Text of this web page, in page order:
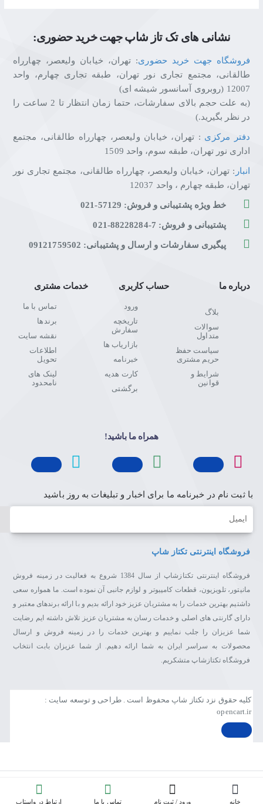
خانه ورود / ثبت نام تماس با ما ارتباط در واستاپ
نشانی های تک تاز شاپ جهت خرید حضوری:
فروشگاه جهت خرید حضوری: تهران، خیابان ولیعصر، چهارراه
طالقانی، مجتمع تجاری نور تهران، طبقه تجاری چهارم، واحد
12007 (روبروی آسانسور شیشه ای)
(به علت حجم بالای سفارشات، حتما زمان انتظار تا 2 ساعت را
در نظر بگیرید.)
دفتر مرکزی : تهران، خیابان ولیعصر، چهارراه طالقانی، مجتمع
اداری نور تهران، طبقه سوم، واحد 1509
انبار : تهران، خیابان ولیعصر، چهارراه طالقانی، مجتمع تجاری نور
تهران، طبقه چهارم ، واحد 12037
خط ویژه پشتیبانی و فروش: 57129-021
پشتیبانی و فروش: 7-88228284-021
پیگیری سفارشات و ارسال و پشتیبانی: 09121759502
درباره ما
بلاگ
سوالات
متداول
سیاست حفظ
حریم مشتری
شرایط و
قوانین
حساب کاربری
ورود
تاریخچه
سفارش
بازاریاب ها
خبرنامه
کارت هدیه
برگشتی
خدمات مشتری
تماس با ما
برندها
نقشه سایت
اطلاعات
تحویل
لینک های
نامحدود
همراه ما باشید!
با ثبت نام در خبرنامه ما برای اخبار و تبلیغات به روز باشید
ایمیل
فروشگاه اینترنتی تکتاز شاپ
فروشگاه اینترنتی تکتازشاپ از سال 1384 شروع به فعالیت در زمینه فروش
مانیتور، تلویزیون، قطعات کامپیوتر و لوازم جانبی آن نموده است. ما همواره سعی
داشتیم بهترین خدمات را به مشتریان عزیز خود ارائه بدیم و با ارائه برندهای معتبر و
دارای گارنتی های اصلی و خدمات رسان به مشتریان عزیز تلاش داشته ایم رضایت
شما عزیزان را جلب نماییم و بهترین خدمات را در زمینه فروش و ارسال
محصولات به سراسر ایران به شما ارائه دهیم. از شما عزیزان بابت انتخاب
فروشگاه تکتازشاپ متشکریم.
کلیه حقوق نزد تکتاز شاپ محفوظ است . طراحی و توسعه سایت :
opencart.ir